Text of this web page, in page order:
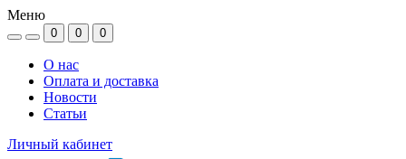
Меню
0 0 0
О нас
Оплата и доставка
Новости
Статьи
Личный кабинет